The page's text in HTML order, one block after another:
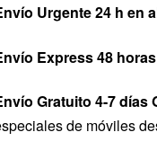
Urgente 24 h en
Express 48
Gratuito 4-7 días
de móviles